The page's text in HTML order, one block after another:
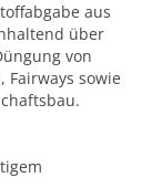
aus
über
von
Fairways sowie